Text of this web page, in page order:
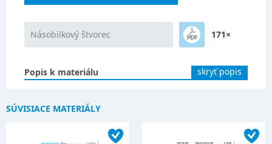
Násobilkový štvorec 171×
Popis k materiálu skryť popis
SÚVISIACE MATERIÁLY